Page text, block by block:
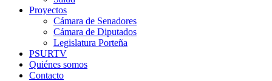
Proyectos
Cámara de Senadores
Cámara de Diputados
Legislatura Porteña
PSURTV
Quiénes somos
Contacto